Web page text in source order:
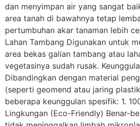
dan menyimpan air yang sangat
area tanah di bawahnya tetap
pertumbuhan akar tanaman lebih
Lahan Tambang Digunakan untuk
area bekas galian tambang atau
vegetasinya sudah rusak.
Dibandingkan dengan material
(seperti geomend atau jaring
beberapa keunggulan spesifik: 1.
Lingkungan (Eco-Friendly) Benar-